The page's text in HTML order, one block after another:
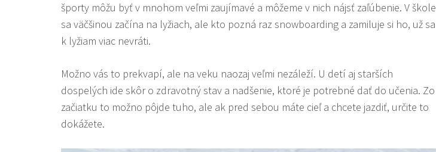
športy môžu byť v mnohom veľmi zaujímavé a môžeme v nich nájsť zaľúbenie. V škole
sa väčšinou začína na lyžiach, ale kto pozná raz snowboarding a zamiluje si ho, už sa
k lyžiam viac nevráti.
Možno vás to prekvapí, ale na veku naozaj veľmi nezáleží. U detí aj starších
dospelých ide skôr o zdravotný stav a nadšenie, ktoré je potrebné dať do učenia. Zo
začiatku to možno pôjde tuho, ale ak pred sebou máte cieľ a chcete jazdiť, určite to
dokážete.